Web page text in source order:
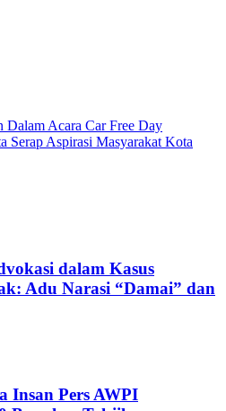
Dalam Acara Car Free Day
Serap Aspirasi Masyarakat Kota
dalam Kasus
Adu Narasi “Damai” dan
Insan Pers AWPI